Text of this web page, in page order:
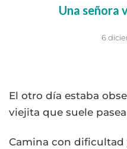
Una señora
6
El otro día estaba
viejita que suele
Camina con